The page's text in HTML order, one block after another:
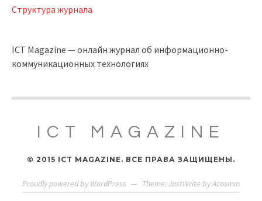
Структура журнала
ICT Magazine — онлайн журнал об информационно-
коммуникационных технологиях
ICT MAGAZINE
© 2015 ICT MAGAZINE. ВСЕ ПРАВА ЗАЩИЩЕНЫ.
Proudly powered by WordPress — Theme: JustWrite byAcosmin